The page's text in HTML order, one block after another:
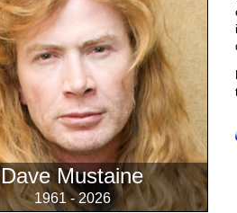
Dave Mustaine
1961 - 2026